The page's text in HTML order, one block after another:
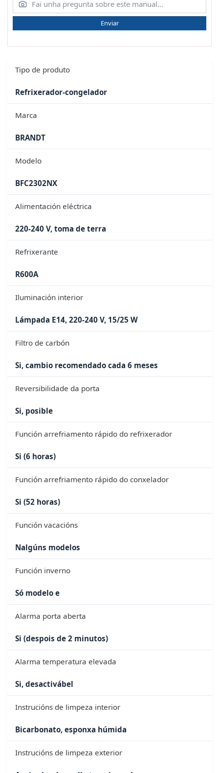
Enviar
Tipo de produto
Refrixerador-congelador
Marca
BRANDT
Modelo
BFC2302NX
Alimentación eléctrica
220-240 V, toma de terra
Refrixerante
R600A
Iluminación interior
Lámpada E14, 220-240 V, 15/25 W
Filtro de carbón
Si, cambio recomendado cada 6 meses
Reversibilidade da porta
Si, posible
Función arrefriamento rápido do refrixerador
Si (6 horas)
Función arrefriamento rápido do conxelador
Si (52 horas)
Función vacacións
Nalgúns modelos
Función inverno
Só modelo e
Alarma porta aberta
Si (despois de 2 minutos)
Alarma temperatura elevada
Si, desactivábel
Instrucións de limpeza interior
Bicarbonato, esponxa húmida
Instrucións de limpeza exterior